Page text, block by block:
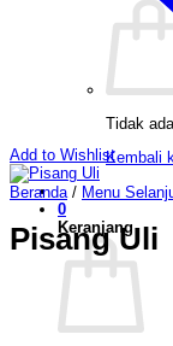
Tidak
Kembali
0
Keranjang
Add to Wishlist
Beranda / Menu
Pisang Uli